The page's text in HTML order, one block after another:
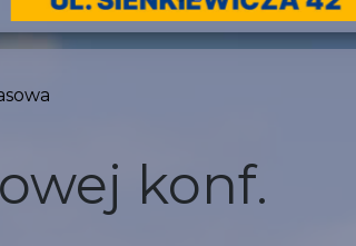
konf.